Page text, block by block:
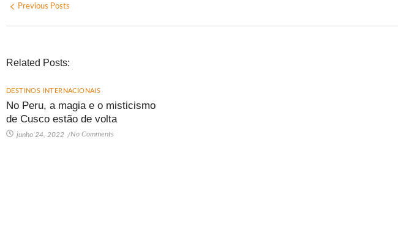
Previous Posts
Related Posts:
DESTINOS INTERNACIONAIS
No Peru, a magia e o misticismo
de Cusco estão de volta
junho 24, 2022 /No Comments